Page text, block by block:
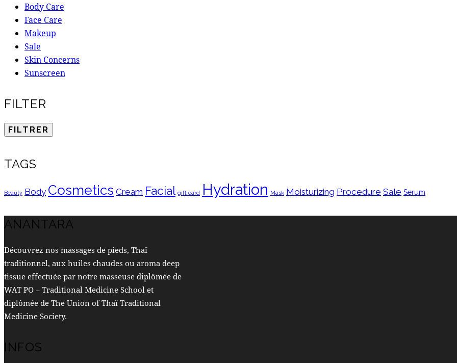
Body Care
Face Care
Makeup
Sale
Skin Concerns
Sunscreen
FILTER
FILTRER
TAGS
Beauty Body Cosmetics Cream Facial gift card Hydration Mask Moisturizing Procedure Sale Serum
ANANTARA
Découvrez nos massages de pieds, Thaï
traditionnel, aux huiles chaudes ou aroma deep
tissue effectuée par notre masseuse diplômée de
WAT PO – Traditional Medicine School et
diplômée de The Union of Thaï Traditional
Medicine Society.
INFOS